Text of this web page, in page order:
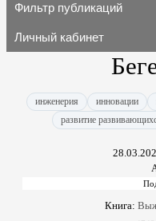
Фильтр публикаций
Личный кабинет
инженерия инновации
развитие
Книга: